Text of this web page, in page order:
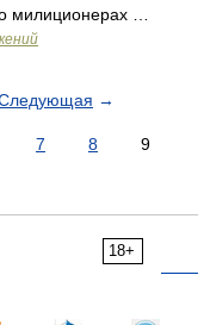
милиционерах …
→
7 8
9
18+